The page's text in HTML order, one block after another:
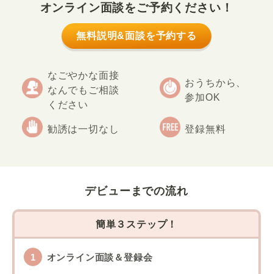
オンライン面談をご予約ください！
無料説明&面談を予約する
なごやかな面接
なんでもご相談
ください
おうちから、
参加OK
勧誘は一切なし 登録無料
デビューまでの流れ
簡単３ステップ！
オンライン面談＆登録会